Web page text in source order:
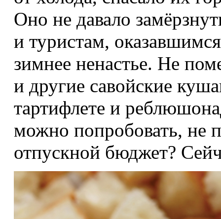
Оно не давало
и туристам,
зимнее ненастье. Не
и другие савойские
тартифлете и
можно попробовать, не
отпускной бюджет?